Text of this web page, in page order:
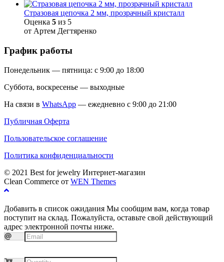
Стразовая цепочка 2 мм, прозрачный кристалл
Оценка 5 из 5
от Артем Дегтяренко
График работы
Понедельник — пятница: с 9:00 до 18:00
Суббота, воскресенье — выходные
На связи в WhatsApp — ежедневно с 9:00 до 21:00
Публичная Оферта
Пользовательское соглашение
Политика конфиденциальности
© 2021 Best for jewelry Интернет-магазин
Clean Commerce от WEN Themes
Добавить в список ожидания Мы сообщим вам, когда товар
поступит на склад. Пожалуйста, оставьте свой действующий
адрес электронной почты ниже.